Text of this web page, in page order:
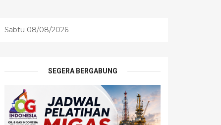
Sabtu 08/08/2026
SEGERA BERGABUNG